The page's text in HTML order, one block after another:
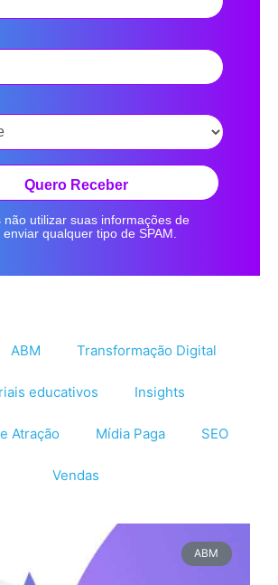
Quero Receber
não utilizar suas informações de
qualquer tipo de SPAM.
ABM Transformação Digital
educativos Insights
Atração Mídia Paga SEO
Vendas
ABM